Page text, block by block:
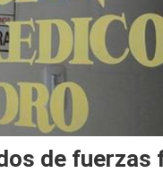
de fuerzas